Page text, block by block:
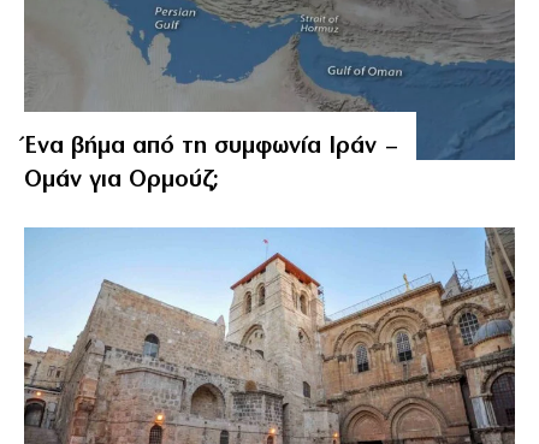
Ένα βήμα από τη συμφωνία Ιράν –
Ομάν για Ορμούζ;